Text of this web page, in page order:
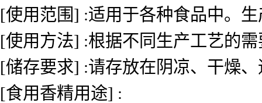
[使用范围] :适用于各种食品中。
[使用方法] :根据不同生产工艺的
[储存要求] :请存放在阴凉、干燥
[食用香精用途] :